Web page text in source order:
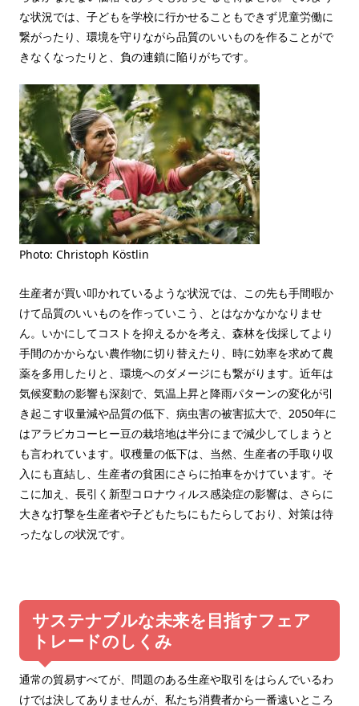
な状況では、子どもを学校に行かせることもできず児童労働に
繋がったり、環境を守りながら品質のいいものを作ることがで
きなくなったりと、負の連鎖に陥りがちです。
Photo: Christoph Köstlin
生産者が買い叩かれているような状況では、この先も手間暇か
けて品質のいいものを作っていこう、とはなかなかなりませ
ん。いかにしてコストを抑えるかを考え、森林を伐採してより
手間のかからない農作物に切り替えたり、時に効率を求めて農
薬を多用したりと、環境へのダメージにも繋がります。近年は
気候変動の影響も深刻で、気温上昇と降雨パターンの変化が引
き起こす収量減や品質の低下、病虫害の被害拡大で、2050年に
はアラビカコーヒー豆の栽培地は半分にまで減少してしまうと
も言われています。収穫量の低下は、当然、生産者の手取り収
入にも直結し、生産者の貧困にさらに拍車をかけています。そ
こに加え、長引く新型コロナウィルス感染症の影響は、さらに
大きな打撃を生産者や子どもたちにもたらしており、対策は待
ったなしの状況です。
サステナブルな未来を目指すフェア
トレードのしくみ
通常の貿易すべてが、問題のある生産や取引をはらんでいるわ
けでは決してありませんが、私たち消費者から一番遠いところ